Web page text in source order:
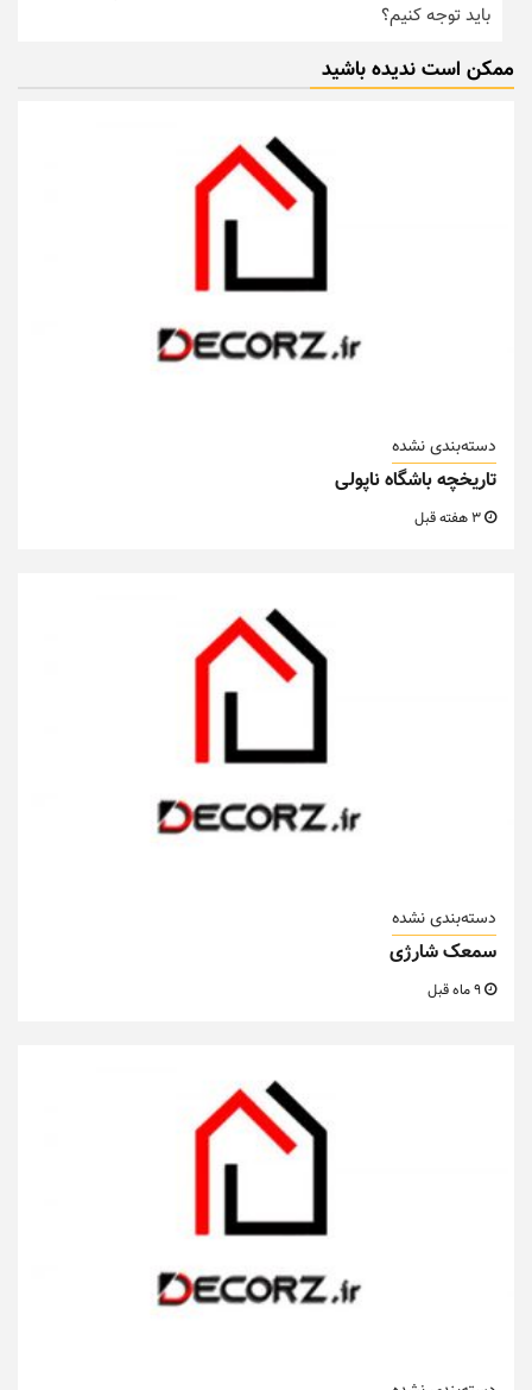
باید توجه کنیم؟
ممکن است ندیده باشید
دسته‌بندی نشده
تاریخچه باشگاه ناپولی
دسته‌بندی نشده
سمعک شارژی